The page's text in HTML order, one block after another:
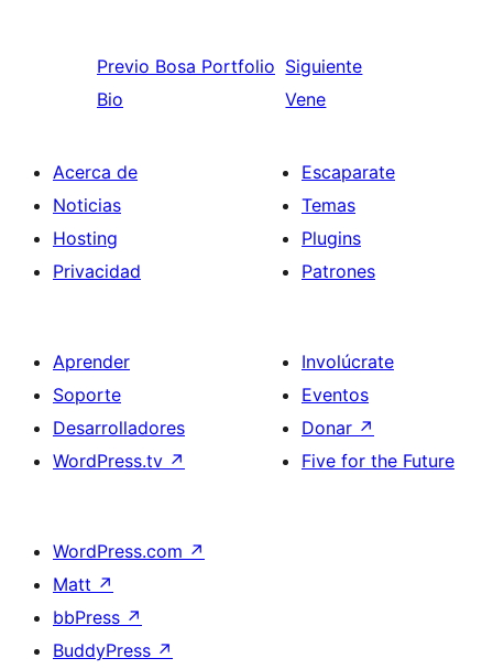
Previo Bosa Portfolio
Bio
Siguiente
Vene
Acerca de
Noticias
Hosting
Privacidad
Escaparate
Temas
Plugins
Patrones
Aprender
Soporte
Desarrolladores
WordPress.tv ↗
Involúcrate
Eventos
Donar ↗
Five for the Future
WordPress.com ↗
Matt ↗
bbPress ↗
BuddyPress ↗